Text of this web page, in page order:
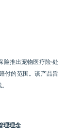
推出宠物医疗险·处
付的范围。该产品旨
理理念